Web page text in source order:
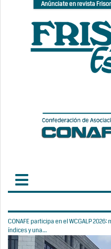
Anúnciate en revista
CONAFE participa en el WCGALP
índices y una...